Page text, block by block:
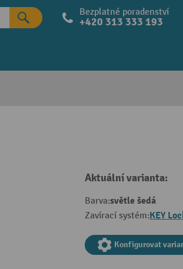
Bezplatné poradenství
+420 313 333 193
Aktuální varianta:
Barva:světle šedá
Zavírací systém:KEY
Konfigurovat